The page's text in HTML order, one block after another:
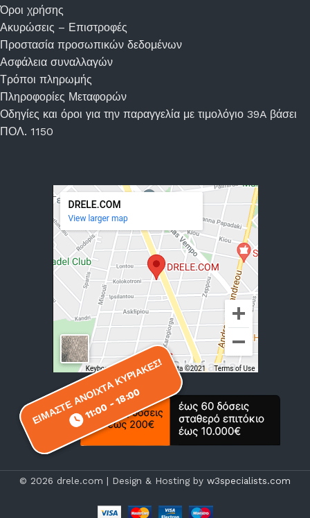
ΕΙΜΑΣΤΕ ΑΝΟΙΧΤΑ ΚΥΡΙΑΚΕΣ!
11:00 - 18:00
ΕΙΜΑΣΤΕ ΑΝΟΙΧΤΑ ΚΥΡΙΑΚΕΣ!
11:00 - 18:00
Όροι χρήσης
Ακυρώσεις – Επιστροφές
Προστασία προσωπικών δεδομένων
Ασφάλεια συναλλαγών
Τρόποι πληρωμής
Πληροφορίες Μεταφορών
Οδηγίες και όροι για την παραγγελία με τιμολόγιο 39A βάσει
ΠΟΛ. 1150
© 2026 drele.com | Design & Hosting by w3specialists.com